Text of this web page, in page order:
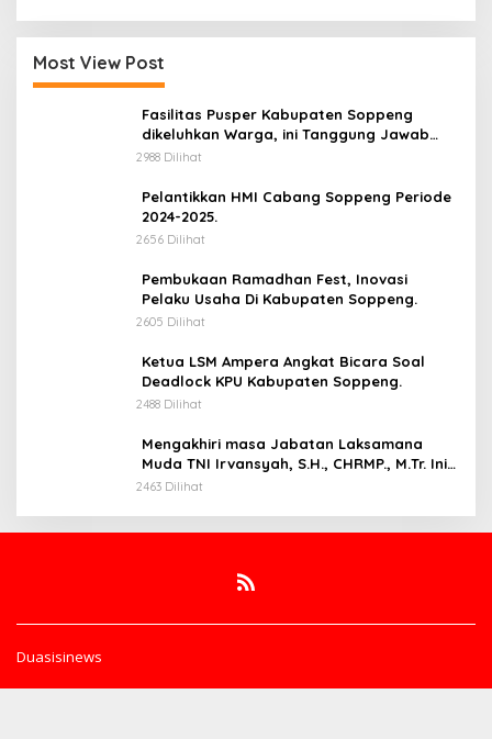
Most View Post
Fasilitas Pusper Kabupaten Soppeng
dikeluhkan Warga, ini Tanggung Jawab
Siapa.
2988 Dilihat
Pelantikkan HMI Cabang Soppeng Periode
2024-2025.
2656 Dilihat
Pembukaan Ramadhan Fest, Inovasi
Pelaku Usaha Di Kabupaten Soppeng.
2605 Dilihat
Ketua LSM Ampera Angkat Bicara Soal
Deadlock KPU Kabupaten Soppeng.
2488 Dilihat
Mengakhiri masa Jabatan Laksamana
Muda TNI Irvansyah, S.H., CHRMP., M.Tr. Ini
Pesannya.
2463 Dilihat
Duasisinews